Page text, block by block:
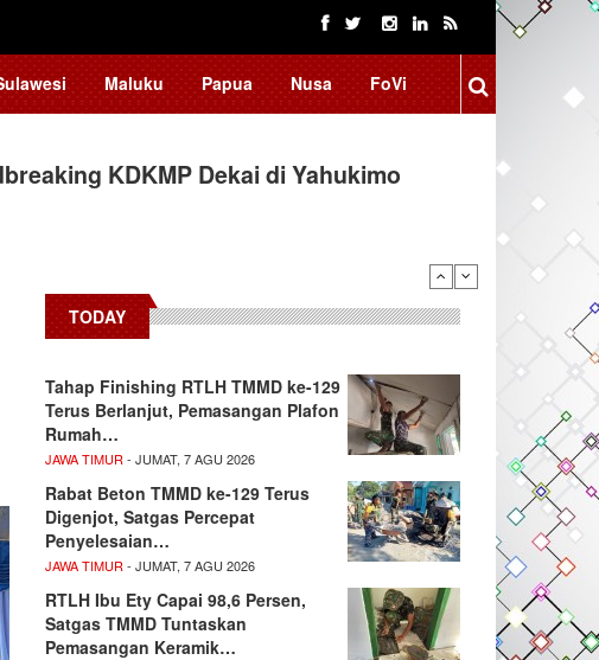
Maluku Papua Nusa FoVi
KDKMP Dekai di Yahukimo
TODAY
Tahap Finishing RTLH TMMD ke-129
Terus Berlanjut, Pemasangan Plafon
Rumah…
JAWA TIMUR - JUMAT, 7 AGU 2026
Rabat Beton TMMD ke-129 Terus
Digenjot, Satgas Percepat
Penyelesaian…
JAWA TIMUR - JUMAT, 7 AGU 2026
RTLH Ibu Ety Capai 98,6 Persen,
Satgas TMMD Tuntaskan
Pemasangan Keramik…